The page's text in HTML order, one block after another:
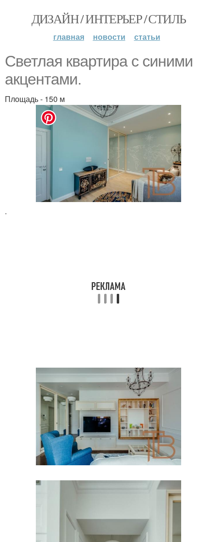
ДИЗАЙН / ИНТЕРЬЕР / СТИЛЬ
главная новости статьи
Светлая квартира с синими
акцентами.
Площадь - 150 м
.